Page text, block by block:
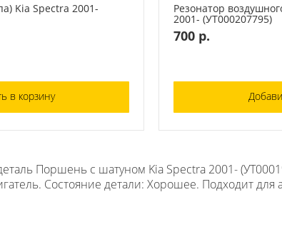
Kia Spectra 2001-
в корзину
Резонатор
2001- (УТ000207795)
700 р.
Поршень с шатуном Kia Spectra 2001-
Состояние детали: Хорошее. Подходит